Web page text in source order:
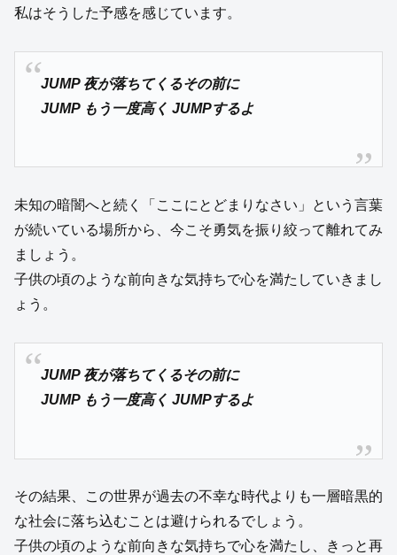
私はそうした予感を感じています。
JUMP 夜が落ちてくるその前に
JUMP もう一度高く JUMPするよ
未知の暗闇へと続く「ここにとどまりなさい」という言葉
が続いている場所から、今こそ勇気を振り絞って離れてみ
ましょう。
子供の頃のような前向きな気持ちで心を満たしていきまし
ょう。
JUMP 夜が落ちてくるその前に
JUMP もう一度高く JUMPするよ
その結果、この世界が過去の不幸な時代よりも一層暗黒的
な社会に落ち込むことは避けられるでしょう。
子供の頃のような前向きな気持ちで心を満たし、きっと再